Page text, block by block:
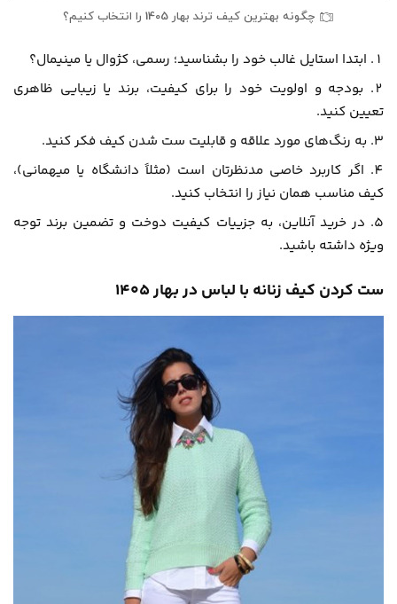
چگونه بهترین کیف ترند بهار 1405 را انتخاب کنیم؟
ابتدا استایل غالب خود را بشناسید؛ رسمی، کژوال یا مینیمال؟
بودجه و اولویت خود را برای کیفیت، برند یا زیبایی ظاهری
تعیین کنید.
به رنگ‌های مورد علاقه و قابلیت ست شدن کیف فکر کنید.
اگر کاربرد خاصی مدنظرتان است (مثلاً دانشگاه یا میهمانی)،
کیف مناسب همان نیاز را انتخاب کنید.
در خرید آنلاین، به جزییات کیفیت دوخت و تضمین برند توجه
ویژه داشته باشید.
ست کردن کیف زنانه با لباس در بهار 1405